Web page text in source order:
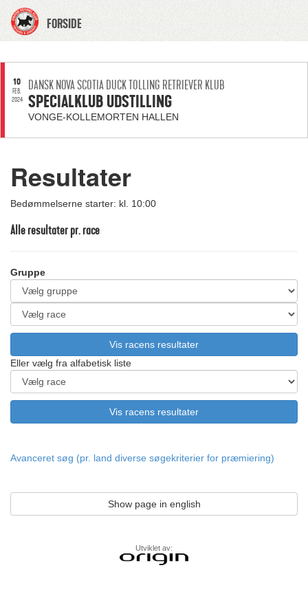
FORSIDE
10
FEB.
2024
DANSK NOVA SCOTIA DUCK TOLLING RETRIEVER KLUB
SPECIALKLUB UDSTILLING
VONGE-KOLLEMORTEN HALLEN
Resultater
Bedømmelserne starter: kl. 10:00
Alle resultater pr. race
Gruppe
Eller vælg fra alfabetisk liste
Avanceret søg (pr. land diverse søgekriterier for præmiering)
Show page in english
Utviklet av: